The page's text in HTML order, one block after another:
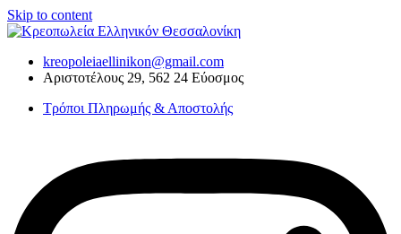
Skip to content
kreopoleiaellinikon@gmail.com
Αριστοτέλους 29, 562 24 Εύοσμος
Τρόποι Πληρωμής & Αποστολής